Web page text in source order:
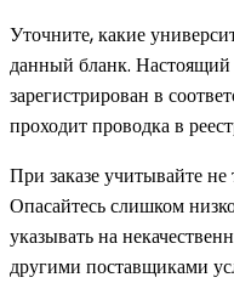
Уточните, какие
данный бланк.
зарегистрирован в
проходит проводка в
При заказе учитывайте
Опасайтесь слишком
указывать на
другими поставщиками